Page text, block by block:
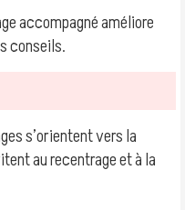
accompagné améliore
conseils.
s’orientent vers la
au recentrage et à la